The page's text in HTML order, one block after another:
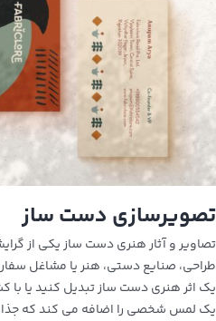
تصویرسازی دست ساز
تصاویر و آثار هنری دست ساز یکی از
طراحی، صنایع دستی، هنر یا مشاغل
یک اثر هنری دست ساز تبدیل کنید یا
یک لمس شخصی را اضافه می کند که